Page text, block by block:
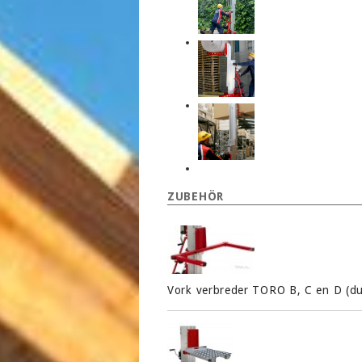
ZUBEHÖR
Vork verbreder TORO B, C en D